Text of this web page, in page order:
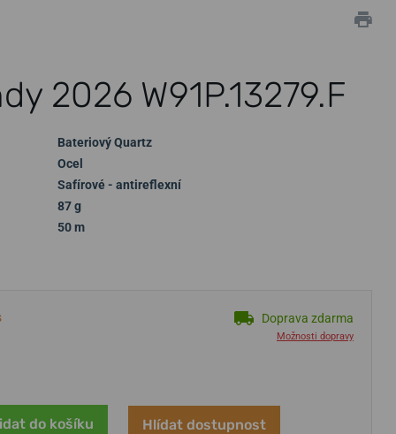
2026 W91P.13279.F
Bateriový Quartz
Ocel
Safírové - antireflexní
87 g
50 m
Doprava zdarma
Možnosti dopravy
do košíku Hlídat dostupnost